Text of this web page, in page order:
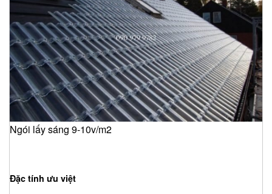
Ngói lấy sáng 9-10v/m2
Đặc tính ưu việt